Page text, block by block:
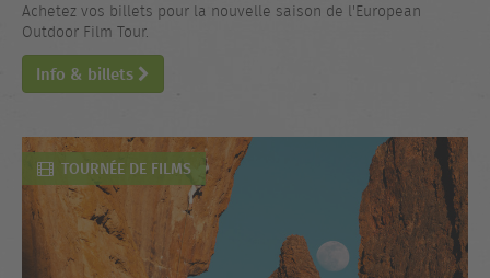
Achetez vos billets pour la nouvelle saison de l'European
Outdoor Film Tour.
Info & billets
TOURNÉE DE FILMS